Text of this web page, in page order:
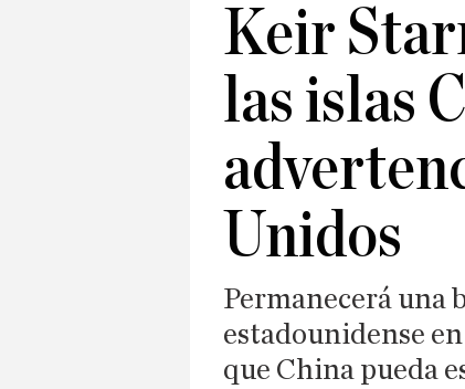
Keir
las islas
Unidos
Permanecerá una
estadounidense
que China pueda